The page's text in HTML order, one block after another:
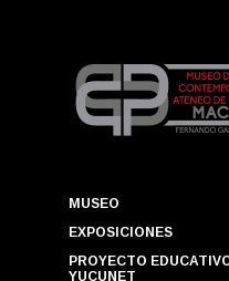
MUSEO
EXPOSICIONES
PROYECTO
YUCUNET